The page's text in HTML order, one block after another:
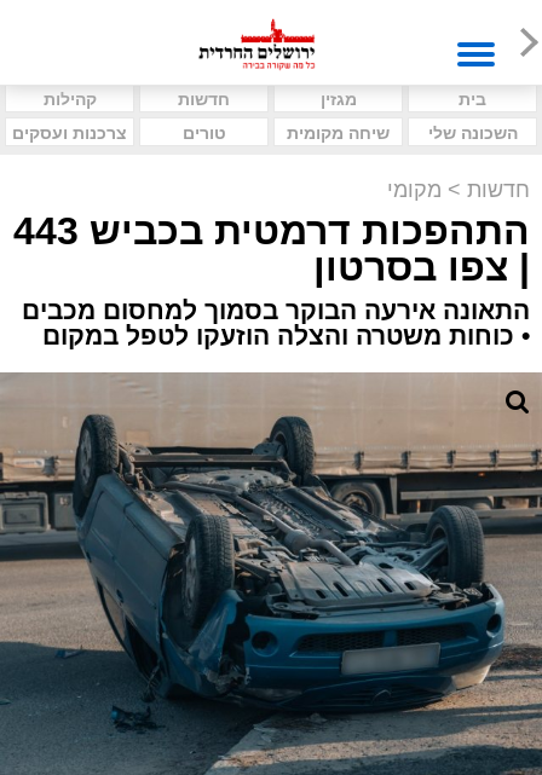
בית מגזין חדשות
קהילות
השכונה שלי
שיחה מקומית טורים צרכנות ועסקים
חדשות > מקומי
התהפכות דרמטית בכביש 443
| צפו בסרטון
התאונה אירעה הבוקר בסמוך למחסום מכבים
• כוחות משטרה והצלה הוזעקו לטפל במקום